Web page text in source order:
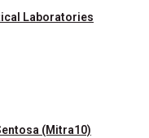
Laboratories
(Mitra10)